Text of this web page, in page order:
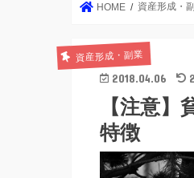
HOME 資産形成・
資産形成・副業
2018.04.06
【注意
特徴